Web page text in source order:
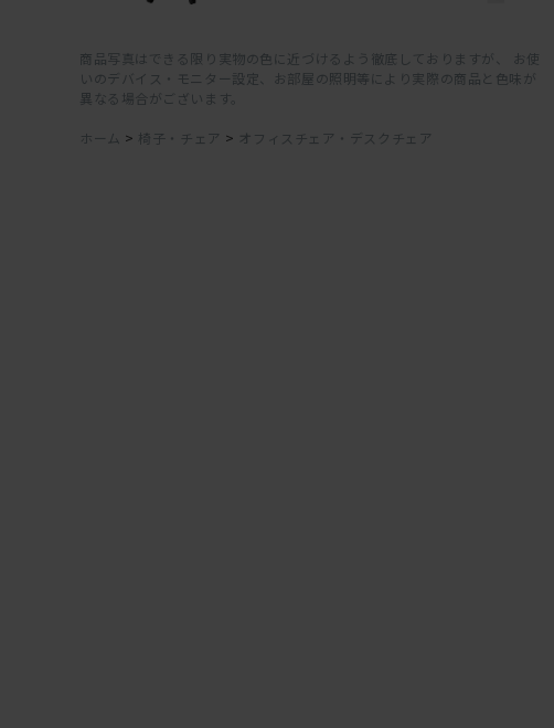
商品写真はできる限り実物の色に近づけるよう徹底しておりますが、 お使
いのデバイス・モニター設定、お部屋の照明等により実際の商品と色味が
異なる場合がございます。
ホーム > 椅子・チェア > オフィスチェア・デスクチェア